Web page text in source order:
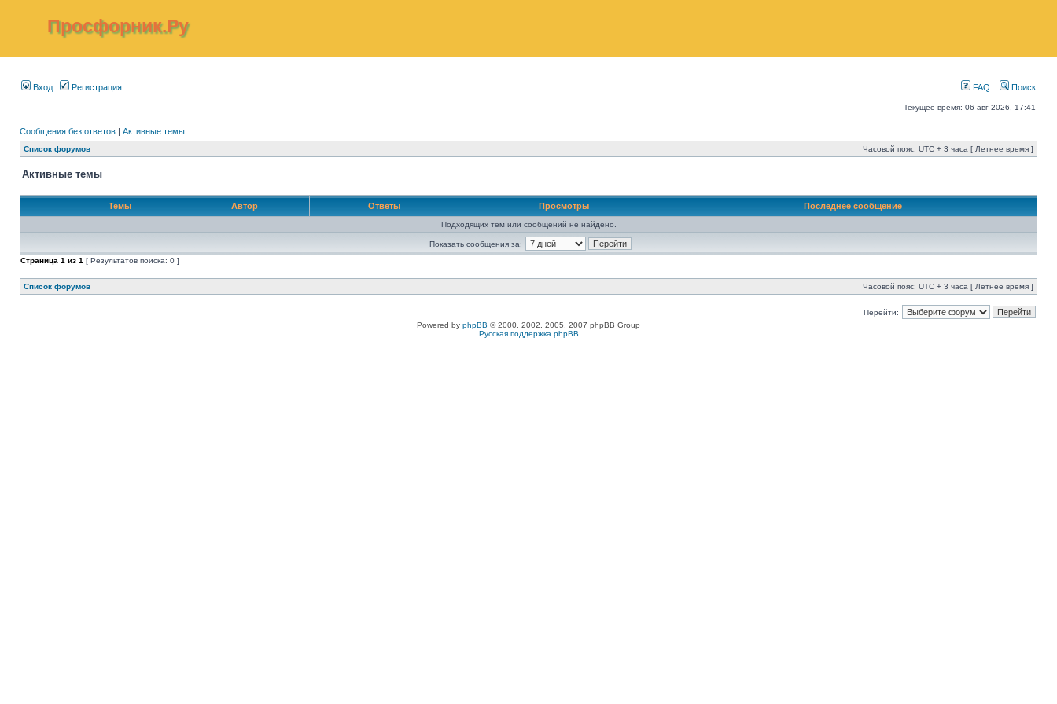
Просфорник.Ру
Вход Регистрация FAQ Поиск
Текущее время: 06 авг 2026, 17:41
Сообщения без ответов | Активные темы
Список форумов Часовой пояс: UTC + 3 часа [ Летнее время ]
Активные темы
Темы Автор Ответы Просмотры Последнее сообщение
Подходящих тем или сообщений не найдено.
Показать сообщения за:
Страница 1 из 1 [ Результатов поиска: 0 ]
Список форумов Часовой пояс: UTC + 3 часа [ Летнее время ]
Перейти:
Powered by phpBB © 2000, 2002, 2005, 2007 phpBB Group
Русская поддержка phpBB